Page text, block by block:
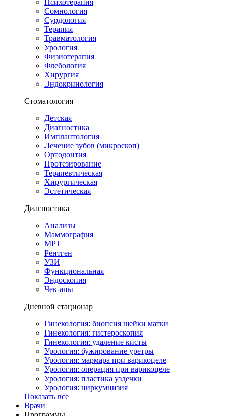
Психотерапия
Сомнология
Сурдология
Терапия
Травматология
Урология
Физиотерапия
Флебология
Хирургия
Эндокринология
Стоматология
Детская
Диагностика
Имплантология
Лечение зубов (микроскоп)
Ортодонтия
Протезирование
Терапевтическая
Хирургическая
Эстетическая
Диагностика
Анализы
Маммография
МРТ
Рентген
УЗИ
Функциональная
Эндоскопия
Чек-апы
Дневной стационар
Гинекология: биопсия шейки матки
Гинекология: гистероскопия
Гинекология: удаление кисты
Урология: бужирование уретры
Урология: мармара при варикоцеле
Урология: операция при варикоцеле
Урология: пластика уздечки
Урология: циркумцизия
Показать все
Врачи